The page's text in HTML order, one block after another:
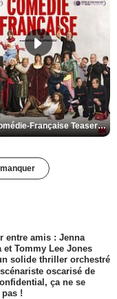
De la Comédie-Française Teaser VF
entre amis : Jenna
et Tommy Lee Jones
solide thriller orchestré
oscarisé de
ça ne se
!